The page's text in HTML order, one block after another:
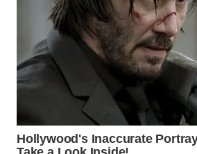
WN
CIREBON
WN
INDRAMAYU
KUNINGAN